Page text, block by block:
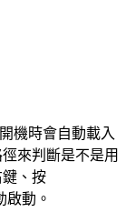
機時會自動載入
來判斷是不是用
、按
啟動。